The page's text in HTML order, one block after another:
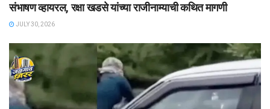
संभाषण व्हायरल, रक्षा खडसे यांच्या राजीनाम्याची कथित मागणी
JULY 30, 2026